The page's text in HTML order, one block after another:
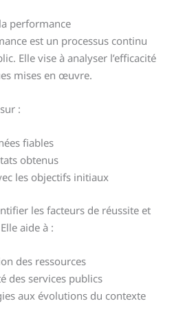
performance
est un processus continu
Elle vise à analyser l’efficacité
mises en œuvre.
:
fiables
obtenus
les objectifs initiaux
les facteurs de réussite et
aide à :
des ressources
des services publics
aux évolutions du contexte